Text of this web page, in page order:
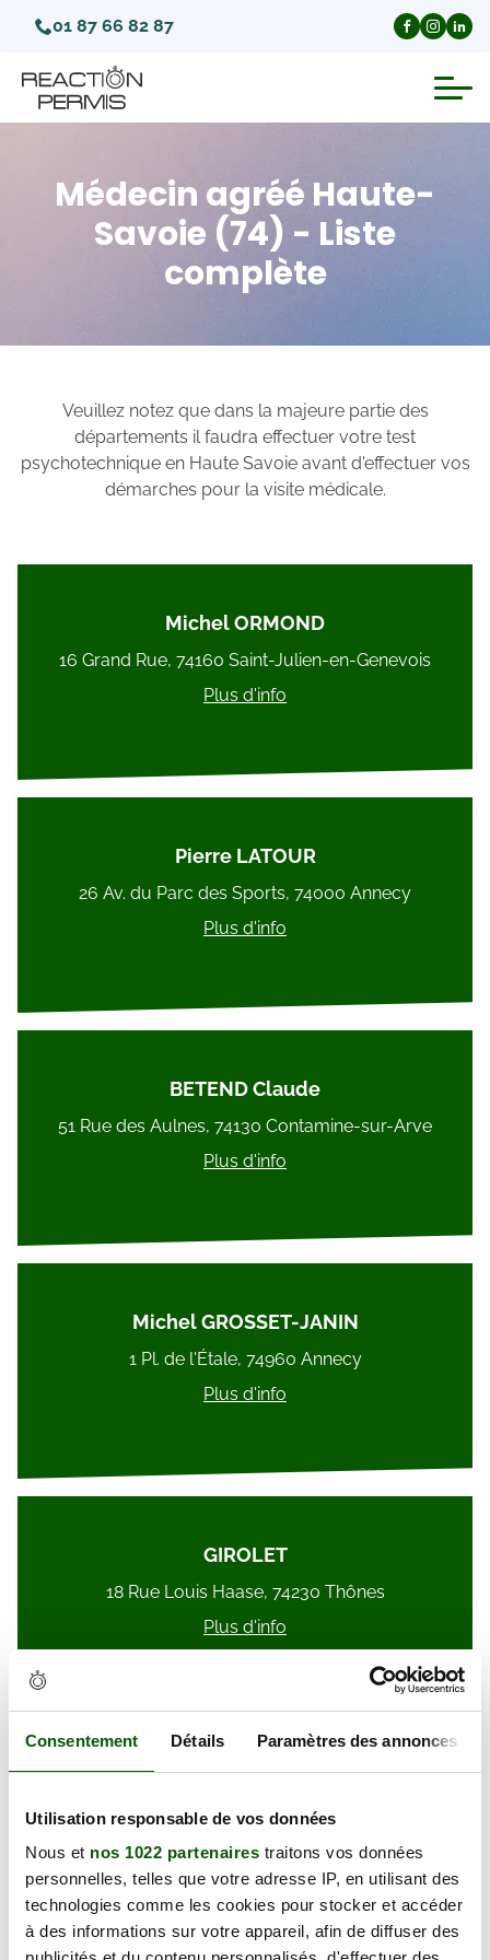
Consentement Détails Paramètres des annonces
Utilisation responsable de vos données
Nous et nos 1022 partenaires traitons vos données
personnelles, telles que votre adresse IP, en utilisant des
technologies comme les cookies pour stocker et accéder
à des informations sur votre appareil, afin de diffuser des
01 87 66 82 87
Invalidation du permis de conduire
Annulation du permis de conduire
Visite médicale test psychotechnique
Médecin agréé Haute-
Savoie (74) - Liste
complète
Veuillez notez que dans la majeure partie des
départements il faudra effectuer votre test
psychotechnique en Haute Savoie avant d'effectuer vos
démarches pour la visite médicale.
Michel ORMOND
16 Grand Rue, 74160 Saint-Julien-en-Genevois
Plus d'info
Pierre LATOUR
26 Av. du Parc des Sports, 74000 Annecy
Plus d'info
BETEND Claude
51 Rue des Aulnes, 74130 Contamine-sur-Arve
Plus d'info
Michel GROSSET-JANIN
1 Pl. de l'Étale, 74960 Annecy
Plus d'info
GIROLET
18 Rue Louis Haase, 74230 Thônes
Plus d'info
18 Av. de Champ Fleuri, 74600 Annecy
Plus d'info